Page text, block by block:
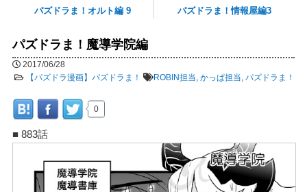
ン
テ
ツ
へ
パズドラま！オルト編 9 パズドラま！情報屋編3
パズドラま！魔導学院編
2017/06/28
【パズドラ漫画】パズドラま！
ROBIN担当,かっぱ担当,パズドラま！
0
■ 883話